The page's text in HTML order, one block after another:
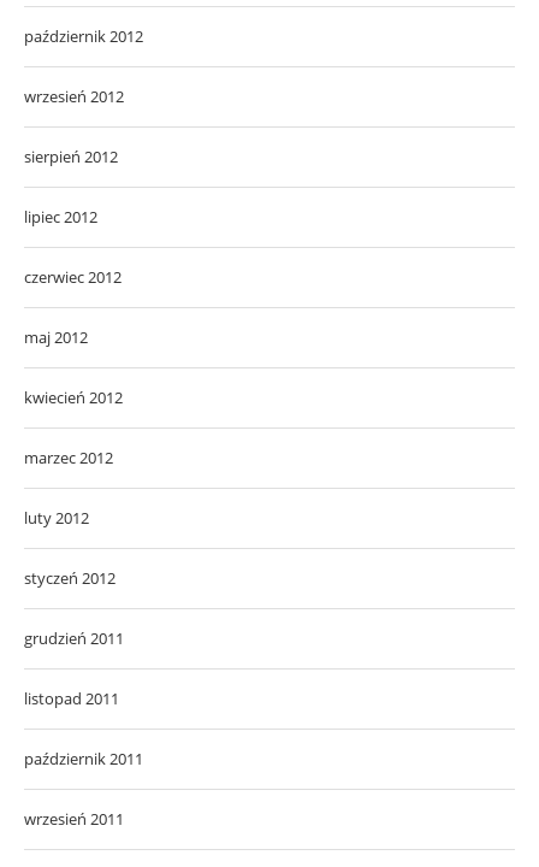
październik 2012
wrzesień 2012
sierpień 2012
lipiec 2012
czerwiec 2012
maj 2012
kwiecień 2012
marzec 2012
luty 2012
styczeń 2012
grudzień 2011
listopad 2011
październik 2011
wrzesień 2011